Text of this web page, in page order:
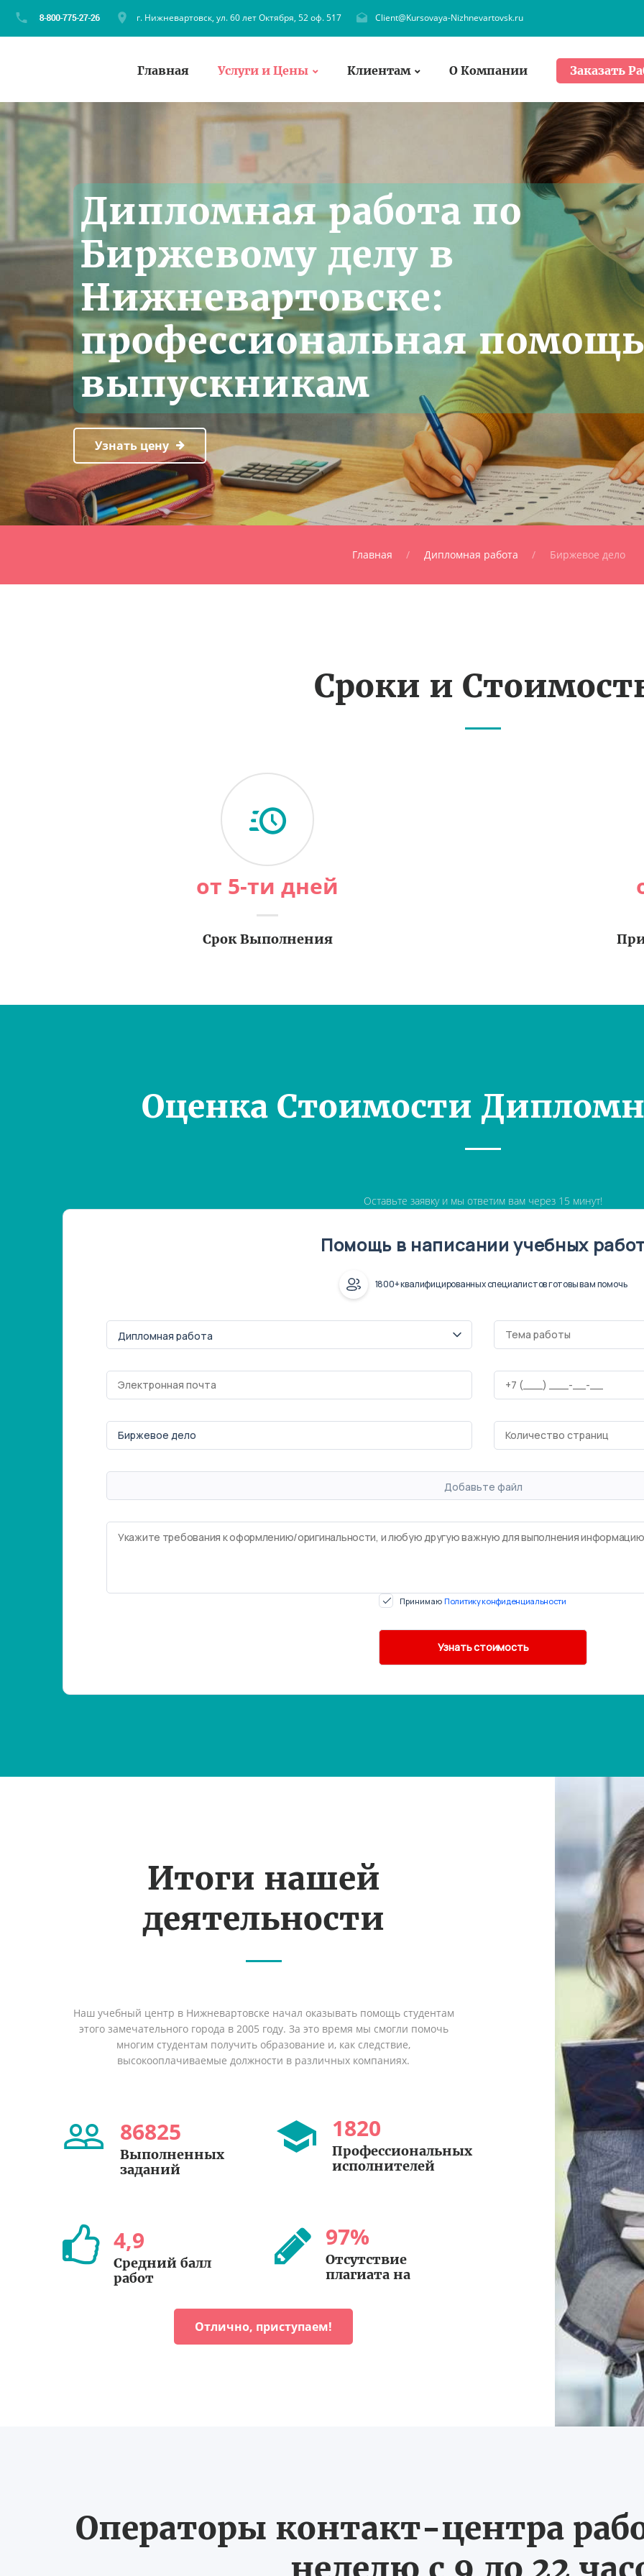
г. Нижневартовск, ул. 60 лет Октября, 52 оф. 517 Client@Kursovaya-Nizhnevartovsk.ru
Главная Услуги и Цены Клиентам О Компании Заказать
Дипломная работа по
Биржевому делу в
Нижневартовске:
профессиональная помощь
выпускникам
Узнать цену
Главная Дипломная работа Биржевое дело
Сроки и
от 5-ти дней
Срок Выполнения
Оценка Стоимости
Оставьте заявку и мы ответим вам через 15 минут!
Помощь в написании учебных
1800+ квалифицированных специалистов готовы вам помочь
Добавьте файл
Принимаю Политику конфиденциальности
Итоги нашей
деятельности
Наш учебный центр в Нижневартовске начал оказывать помощь студентам
этого замечательного города в 2005 году. За это время мы смогли помочь
многим студентам получить образование и, как следствие,
высокооплачиваемые должности в различных компаниях.
86825
Выполненных
заданий
1820
Профессиональных
исполнителей
4,9
Средний балл
работ
97%
Отсутствие
плагиата на
Отлично, приступаем!
Операторы контакт-центра